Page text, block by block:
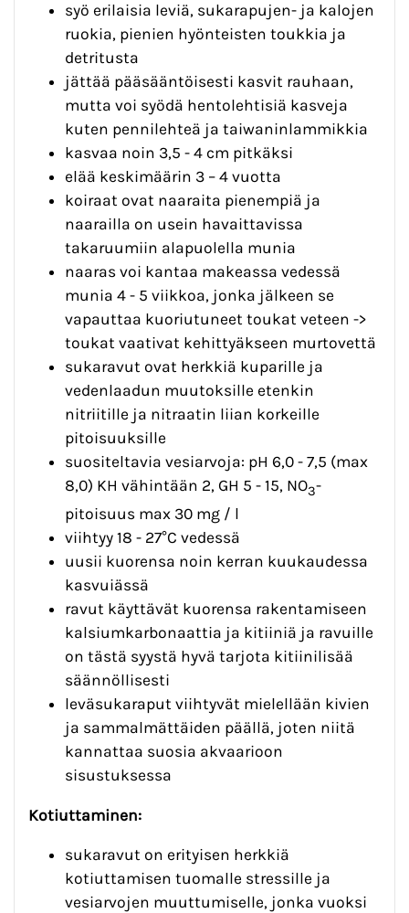
syö erilaisia leviä, sukarapujen- ja kalojen
ruokia, pienien hyönteisten toukkia ja
detritusta
jättää pääsääntöisesti kasvit rauhaan,
mutta voi syödä hentolehtisiä kasveja
kuten pennilehteä ja taiwaninlammikkia
kasvaa noin 3,5 - 4 cm pitkäksi
elää keskimäärin 3 – 4 vuotta
koiraat ovat naaraita pienempiä ja
naarailla on usein havaittavissa
takaruumiin alapuolella munia
naaras voi kantaa makeassa vedessä
munia 4 - 5 viikkoa, jonka jälkeen se
vapauttaa kuoriutuneet toukat veteen ->
toukat vaativat kehittyäkseen murtovettä
sukaravut ovat herkkiä kuparille ja
vedenlaadun muutoksille etenkin
nitriitille ja nitraatin liian korkeille
pitoisuuksille
suositeltavia vesiarvoja: pH 6,0 - 7,5 (max
8,0) KH vähintään 2, GH 5 - 15, NO3-
pitoisuus max 30 mg / l
viihtyy 18 - 27°C vedessä
uusii kuorensa noin kerran kuukaudessa
kasvuiässä
ravut käyttävät kuorensa rakentamiseen
kalsiumkarbonaattia ja kitiiniä ja ravuille
on tästä syystä hyvä tarjota kitiinilisää
säännöllisesti
leväsukaraput viihtyvät mielellään kivien
ja sammalmättäiden päällä, joten niitä
kannattaa suosia akvaarioon
sisustuksessa
Kotiuttaminen:
sukaravut on erityisen herkkiä
kotiuttamisen tuomalle stressille ja
vesiarvojen muuttumiselle, jonka vuoksi